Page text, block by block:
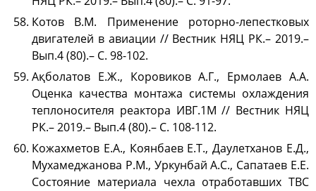
Котов В.М. Применение роторно-лепестковых
двигателей в авиации // Вестник НЯЦ РК.– 2019.–
Вып.4 (80).– С. 98-102.
Ақболатов Е.Ж., Коровиков А.Г., Ермолаев А.А.
Оценка качества монтажа системы охлаждения
теплоносителя реактора ИВГ.1М // Вестник НЯЦ
РК.– 2019.– Вып.4 (80).– С. 108-112.
Кожахметов Е.А., Коянбаев Е.Т., Даулетханов Е.Д.,
Мухамеджанова Р.М., Уркунбай А.С., Сапатаев Е.Е.
Состояние материала чехла отработавших ТВС